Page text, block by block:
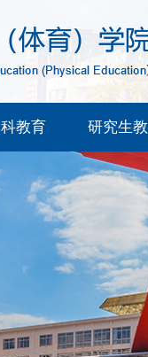
教育 研究生